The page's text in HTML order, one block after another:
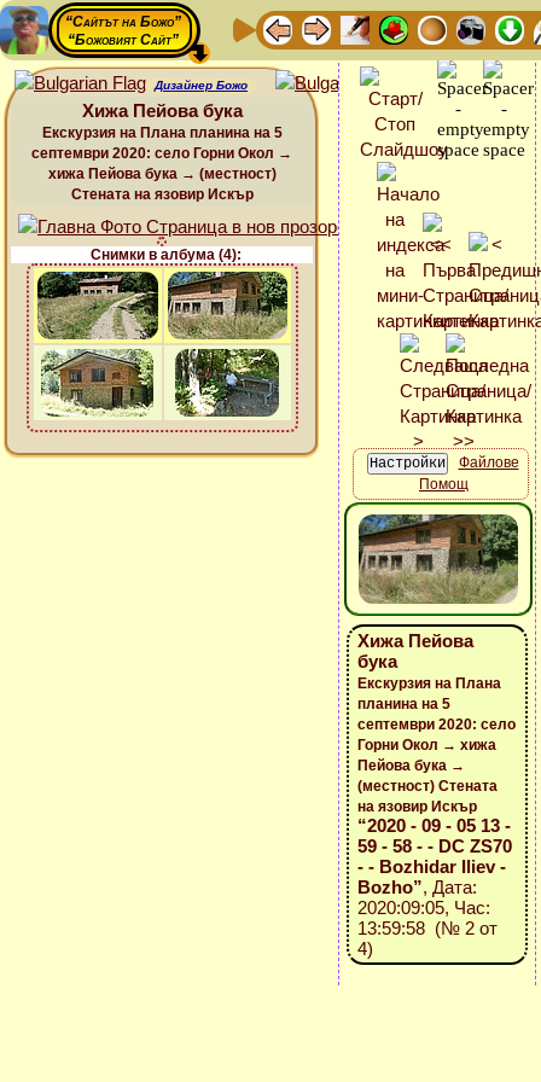
“Сайтът на Божо”
“Божовият Сайт”
Дизайнер Божо
Хижа Пейова бука
Екскурзия на Плана планина на 5
септември 2020: село Горни Окол →
хижа Пейова бука → (местност)
Стената на язовир Искър
Снимки в албума (4):
Файлове
Помощ
Хижа Пейова
бука
Екскурзия на Плана
планина на 5
септември 2020: село
Горни Окол → хижа
Пейова бука →
(местност) Стената
на язовир Искър
“2020 - 09 - 05 13 -
59 - 58 - - DC ZS70
- - Bozhidar Iliev -
Bozho”, Дата:
2020:09:05, Час:
13:59:58 (№ 2 от
4)